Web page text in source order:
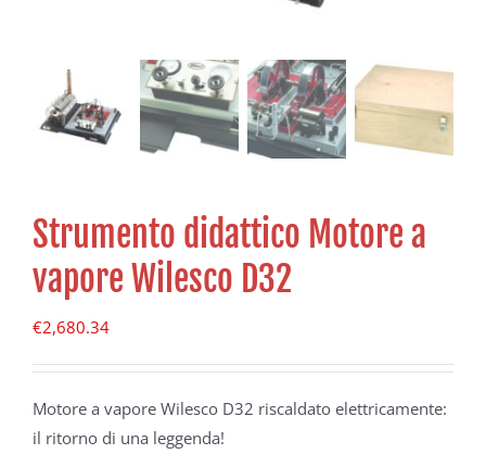
Strumento didattico Motore a
vapore Wilesco D32
€2,680.34
Motore a vapore Wilesco D32 riscaldato elettricamente:
il ritorno di una leggenda!